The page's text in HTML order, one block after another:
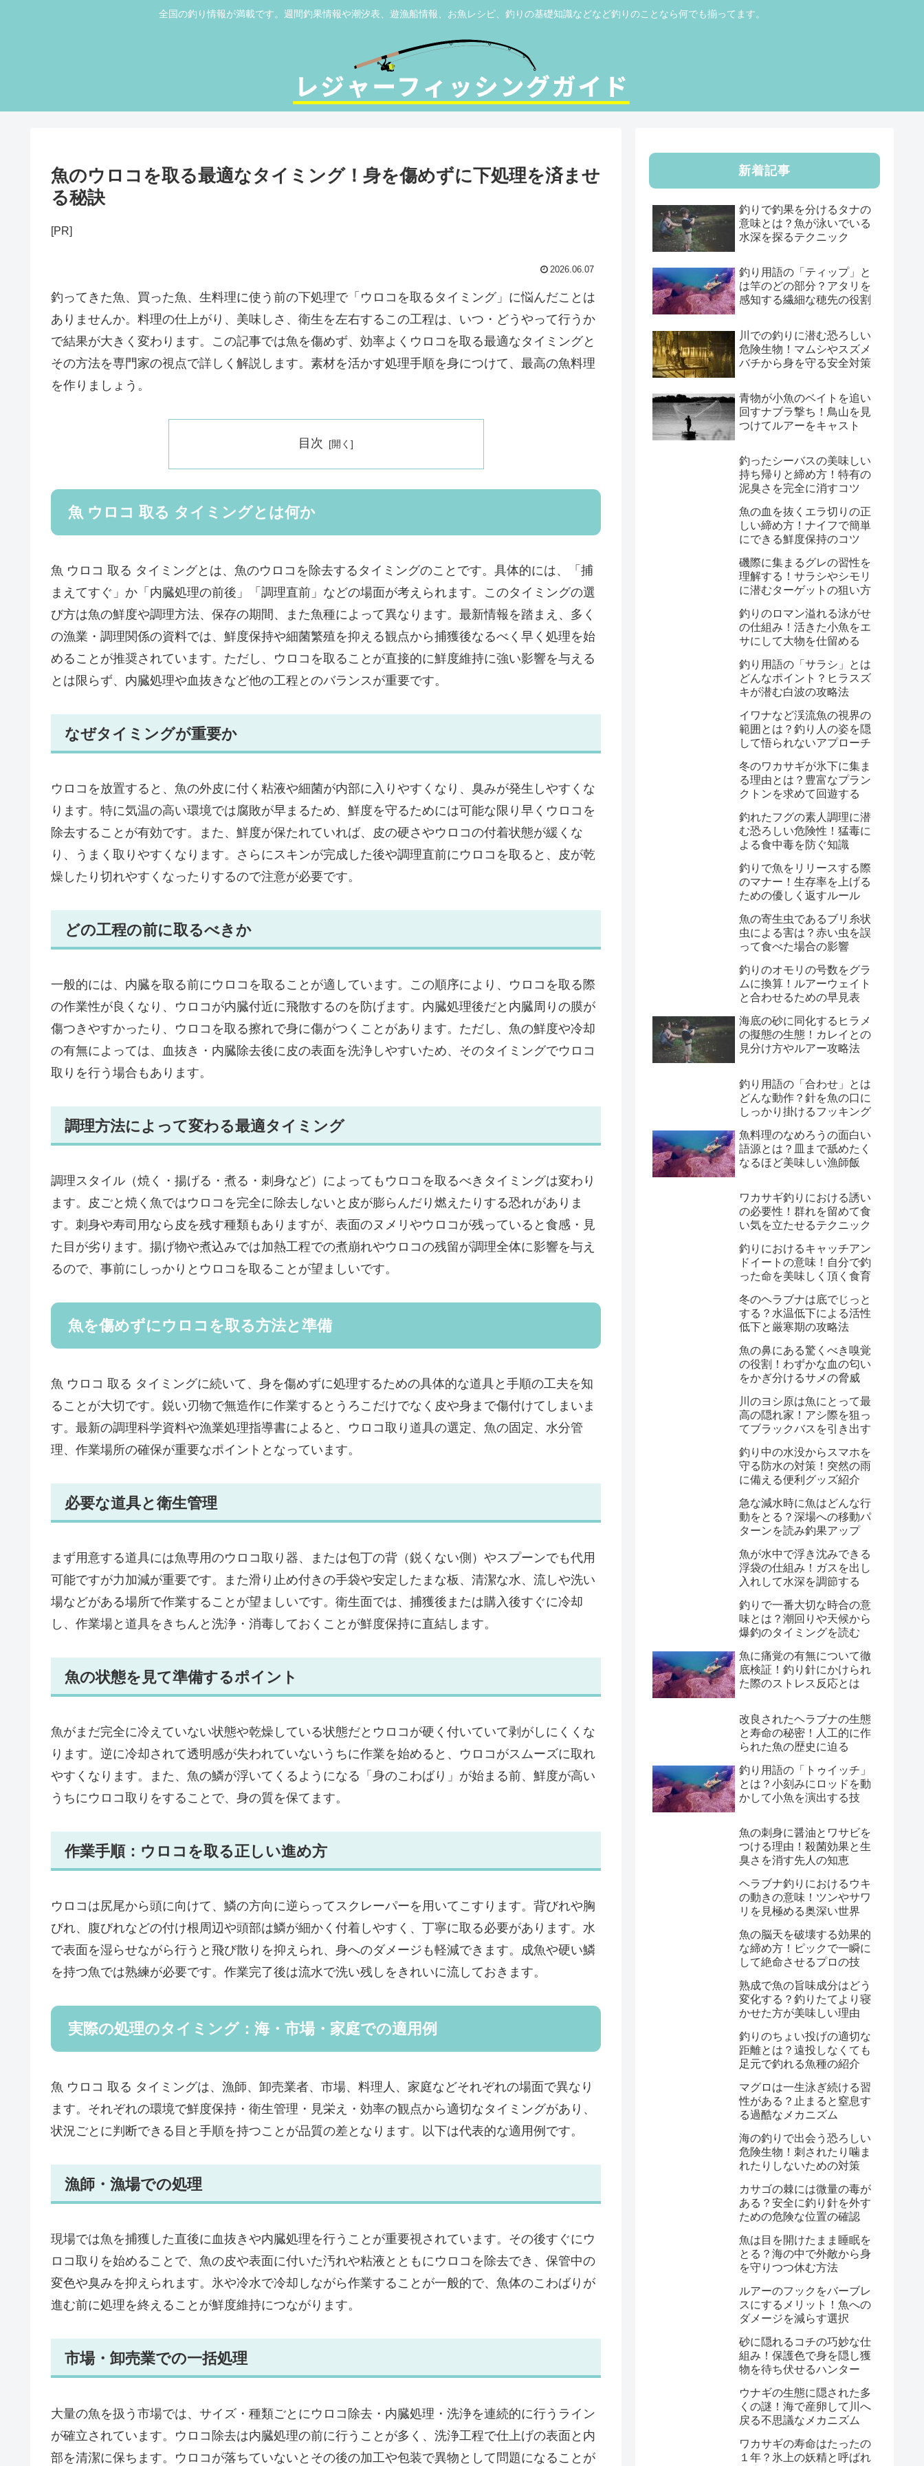
全国の釣り情報が満載です。週間釣果情報や潮汐表、遊漁船情報、お魚レシピ、釣りの基礎知識などなど釣りのことなら何でも揃ってます。
魚のウロコを取る最適なタイミング！身を傷めずに下処理を済ませ
る秘訣
[PR]
2026.06.07
釣ってきた魚、買った魚、生料理に使う前の下処理で「ウロコを取るタイミング」に悩んだことは
ありませんか。料理の仕上がり、美味しさ、衛生を左右するこの工程は、いつ・どうやって行うか
で結果が大きく変わります。この記事では魚を傷めず、効率よくウロコを取る最適なタイミングと
その方法を専門家の視点で詳しく解説します。素材を活かす処理手順を身につけて、最高の魚料理
を作りましょう。
目次
魚 ウロコ 取る タイミングとは何か
魚 ウロコ 取る タイミングとは、魚のウロコを除去するタイミングのことです。具体的には、「捕
まえてすぐ」か「内臓処理の前後」「調理直前」などの場面が考えられます。このタイミングの選
び方は魚の鮮度や調理方法、保存の期間、また魚種によって異なります。最新情報を踏まえ、多く
の漁業・調理関係の資料では、鮮度保持や細菌繁殖を抑える観点から捕獲後なるべく早く処理を始
めることが推奨されています。ただし、ウロコを取ることが直接的に鮮度維持に強い影響を与える
とは限らず、内臓処理や血抜きなど他の工程とのバランスが重要です。
なぜタイミングが重要か
ウロコを放置すると、魚の外皮に付く粘液や細菌が内部に入りやすくなり、臭みが発生しやすくな
ります。特に気温の高い環境では腐敗が早まるため、鮮度を守るためには可能な限り早くウロコを
除去することが有効です。また、鮮度が保たれていれば、皮の硬さやウロコの付着状態が緩くな
り、うまく取りやすくなります。さらにスキンが完成した後や調理直前にウロコを取ると、皮が乾
燥したり切れやすくなったりするので注意が必要です。
どの工程の前に取るべきか
一般的には、内臓を取る前にウロコを取ることが適しています。この順序により、ウロコを取る際
の作業性が良くなり、ウロコが内臓付近に飛散するのを防げます。内臓処理後だと内臓周りの膜が
傷つきやすかったり、ウロコを取る擦れで身に傷がつくことがあります。ただし、魚の鮮度や冷却
の有無によっては、血抜き・内臓除去後に皮の表面を洗浄しやすいため、そのタイミングでウロコ
取りを行う場合もあります。
調理方法によって変わる最適タイミング
調理スタイル（焼く・揚げる・煮る・刺身など）によってもウロコを取るべきタイミングは変わり
ます。皮ごと焼く魚ではウロコを完全に除去しないと皮が膨らんだり燃えたりする恐れがありま
す。刺身や寿司用なら皮を残す種類もありますが、表面のヌメリやウロコが残っていると食感・見
た目が劣ります。揚げ物や煮込みでは加熱工程での煮崩れやウロコの残留が調理全体に影響を与え
るので、事前にしっかりとウロコを取ることが望ましいです。
魚を傷めずにウロコを取る方法と準備
魚 ウロコ 取る タイミングに続いて、身を傷めずに処理するための具体的な道具と手順の工夫を知
ることが大切です。鋭い刃物で無造作に作業するとうろこだけでなく皮や身まで傷付けてしまいま
す。最新の調理科学資料や漁業処理指導書によると、ウロコ取り道具の選定、魚の固定、水分管
理、作業場所の確保が重要なポイントとなっています。
必要な道具と衛生管理
まず用意する道具には魚専用のウロコ取り器、または包丁の背（鋭くない側）やスプーンでも代用
可能ですが力加減が重要です。また滑り止め付きの手袋や安定したまな板、清潔な水、流しや洗い
場などがある場所で作業することが望ましいです。衛生面では、捕獲後または購入後すぐに冷却
し、作業場と道具をきちんと洗浄・消毒しておくことが鮮度保持に直結します。
魚の状態を見て準備するポイント
魚がまだ完全に冷えていない状態や乾燥している状態だとウロコが硬く付いていて剥がしにくくな
ります。逆に冷却されて透明感が失われていないうちに作業を始めると、ウロコがスムーズに取れ
やすくなります。また、魚の鱗が浮いてくるようになる「身のこわばり」が始まる前、鮮度が高い
うちにウロコ取りをすることで、身の質を保てます。
作業手順：ウロコを取る正しい進め方
ウロコは尻尾から頭に向けて、鱗の方向に逆らってスクレーパーを用いてこすります。背びれや胸
びれ、腹びれなどの付け根周辺や頭部は鱗が細かく付着しやすく、丁寧に取る必要があります。水
で表面を湿らせながら行うと飛び散りを抑えられ、身へのダメージも軽減できます。成魚や硬い鱗
を持つ魚では熟練が必要です。作業完了後は流水で洗い残しをきれいに流しておきます。
実際の処理のタイミング：海・市場・家庭での適用例
魚 ウロコ 取る タイミングは、漁師、卸売業者、市場、料理人、家庭などそれぞれの場面で異なり
ます。それぞれの環境で鮮度保持・衛生管理・見栄え・効率の観点から適切なタイミングがあり、
状況ごとに判断できる目と手順を持つことが品質の差となります。以下は代表的な適用例です。
漁師・漁場での処理
現場では魚を捕獲した直後に血抜きや内臓処理を行うことが重要視されています。その後すぐにウ
ロコ取りを始めることで、魚の皮や表面に付いた汚れや粘液とともにウロコを除去でき、保管中の
変色や臭みを抑えられます。氷や冷水で冷却しながら作業することが一般的で、魚体のこわばりが
進む前に処理を終えることが鮮度維持につながります。
市場・卸売業での一括処理
大量の魚を扱う市場では、サイズ・種類ごとにウロコ除去・内臓処理・洗浄を連続的に行うライン
が確立されています。ウロコ除去は内臓処理の前に行うことが多く、洗浄工程で仕上げの表面と内
部を清潔に保ちます。ウロコが落ちていないとその後の加工や包装で異物として問題になることが
新着記事
釣りで釣果を分けるタナの
意味とは？魚が泳いでいる
水深を探るテクニック
釣り用語の「ティップ」と
は竿のどの部分？アタリを
感知する繊細な穂先の役割
川での釣りに潜む恐ろしい
危険生物！マムシやスズメ
バチから身を守る安全対策
青物が小魚のベイトを追い
回すナブラ撃ち！鳥山を見
つけてルアーをキャスト
釣ったシーバスの美味しい
持ち帰りと締め方！特有の
泥臭さを完全に消すコツ
魚の血を抜くエラ切りの正
しい締め方！ナイフで簡単
にできる鮮度保持のコツ
磯際に集まるグレの習性を
理解する！サラシやシモリ
に潜むターゲットの狙い方
釣りのロマン溢れる泳がせ
の仕組み！活きた小魚をエ
サにして大物を仕留める
釣り用語の「サラシ」とは
どんなポイント？ヒラスズ
キが潜む白波の攻略法
イワナなど渓流魚の視界の
範囲とは？釣り人の姿を隠
して悟られないアプローチ
冬のワカサギが氷下に集ま
る理由とは？豊富なプラン
クトンを求めて回遊する
釣れたフグの素人調理に潜
む恐ろしい危険性！猛毒に
よる食中毒を防ぐ知識
釣りで魚をリリースする際
のマナー！生存率を上げる
ための優しく返すルール
魚の寄生虫であるブリ糸状
虫による害は？赤い虫を誤
って食べた場合の影響
釣りのオモリの号数をグラ
ムに換算！ルアーウェイト
と合わせるための早見表
海底の砂に同化するヒラメ
の擬態の生態！カレイとの
見分け方やルアー攻略法
釣り用語の「合わせ」とは
どんな動作？針を魚の口に
しっかり掛けるフッキング
魚料理のなめろうの面白い
語源とは？皿まで舐めたく
なるほど美味しい漁師飯
ワカサギ釣りにおける誘い
の必要性！群れを留めて食
い気を立たせるテクニック
釣りにおけるキャッチアン
ドイートの意味！自分で釣
った命を美味しく頂く食育
冬のヘラブナは底でじっと
する？水温低下による活性
低下と厳寒期の攻略法
魚の鼻にある驚くべき嗅覚
の役割！わずかな血の匂い
をかぎ分けるサメの脅威
川のヨシ原は魚にとって最
高の隠れ家！アシ際を狙っ
てブラックバスを引き出す
釣り中の水没からスマホを
守る防水の対策！突然の雨
に備える便利グッズ紹介
急な減水時に魚はどんな行
動をとる？深場への移動パ
ターンを読み釣果アップ
魚が水中で浮き沈みできる
浮袋の仕組み！ガスを出し
入れして水深を調節する
釣りで一番大切な時合の意
味とは？潮回りや天候から
爆釣のタイミングを読む
魚に痛覚の有無について徹
底検証！釣り針にかけられ
た際のストレス反応とは
改良されたヘラブナの生態
と寿命の秘密！人工的に作
られた魚の歴史に迫る
釣り用語の「トゥイッチ」
とは？小刻みにロッドを動
かして小魚を演出する技
魚の刺身に醤油とワサビを
つける理由！殺菌効果と生
臭さを消す先人の知恵
ヘラブナ釣りにおけるウキ
の動きの意味！ツンやサワ
リを見極める奥深い世界
魚の脳天を破壊する効果的
な締め方！ピックで一瞬に
して絶命させるプロの技
熟成で魚の旨味成分はどう
変化する？釣りたてより寝
かせた方が美味しい理由
釣りのちょい投げの適切な
距離とは？遠投しなくても
足元で釣れる魚種の紹介
マグロは一生泳ぎ続ける習
性がある？止まると窒息す
る過酷なメカニズム
海の釣りで出会う恐ろしい
危険生物！刺されたり噛ま
れたりしないための対策
カサゴの棘には微量の毒が
ある？安全に釣り針を外す
ための危険な位置の確認
魚は目を開けたまま睡眠を
とる？海の中で外敵から身
を守りつつ休む方法
ルアーのフックをバーブレ
スにするメリット！魚への
ダメージを減らす選択
砂に隠れるコチの巧妙な仕
組み！保護色で身を隠し獲
物を待ち伏せるハンター
ウナギの生態に隠された多
くの謎！海で産卵して川へ
戻る不思議なメカニズム
ワカサギの寿命はたったの
１年？氷上の妖精と呼ばれ